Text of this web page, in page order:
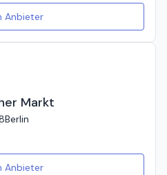
Anbieter
Markt
Berlin
Anbieter